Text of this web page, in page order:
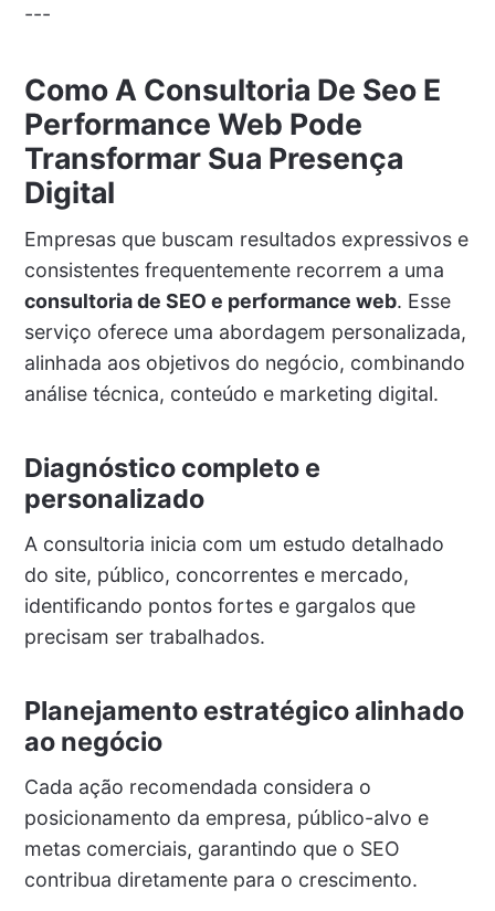
---
Como A Consultoria De Seo E
Performance Web Pode
Transformar Sua Presença
Digital
Empresas que buscam resultados expressivos e
consistentes frequentemente recorrem a uma
consultoria de SEO e performance web. Esse
serviço oferece uma abordagem personalizada,
alinhada aos objetivos do negócio, combinando
análise técnica, conteúdo e marketing digital.
Diagnóstico completo e
personalizado
A consultoria inicia com um estudo detalhado
do site, público, concorrentes e mercado,
identificando pontos fortes e gargalos que
precisam ser trabalhados.
Planejamento estratégico alinhado
ao negócio
Cada ação recomendada considera o
posicionamento da empresa, público-alvo e
metas comerciais, garantindo que o SEO
contribua diretamente para o crescimento.